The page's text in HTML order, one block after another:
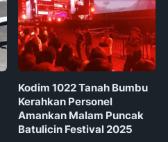
Kodim 1022 Tanah Bumbu
Kerahkan Personel
Amankan Malam Puncak
Batulicin Festival 2025